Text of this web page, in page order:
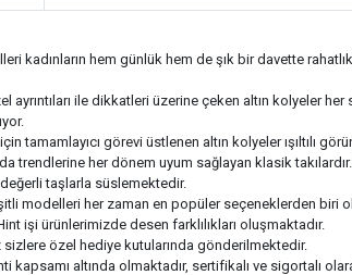
kadınların hem günlük hem de şık bir davette
ayrıntıları ile dikkatleri üzerine çeken altın kolyeler
tamamlayıcı görevi üstlenen altın kolyeler ışıltılı
trendlerine her dönem uyum sağlayan klasik
taşlarla süslemektedir.
modelleri her zaman en popüler seçeneklerden biri
işi ürünlerimizde desen farklılıkları oluşmaktadır.
sizlere özel hediye kutularında gönderilmektedir.
kapsamı altında olmaktadır, sertifikalı ve sigortalı